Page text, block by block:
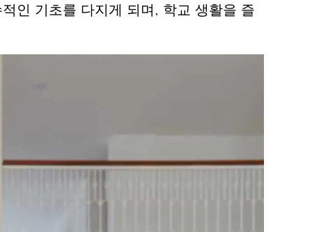
인 기초를 다지게 되며, 학교 생활을 즐